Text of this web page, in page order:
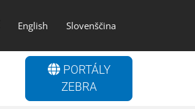
English Slovenščina
PORTÁLY
ZEBRA